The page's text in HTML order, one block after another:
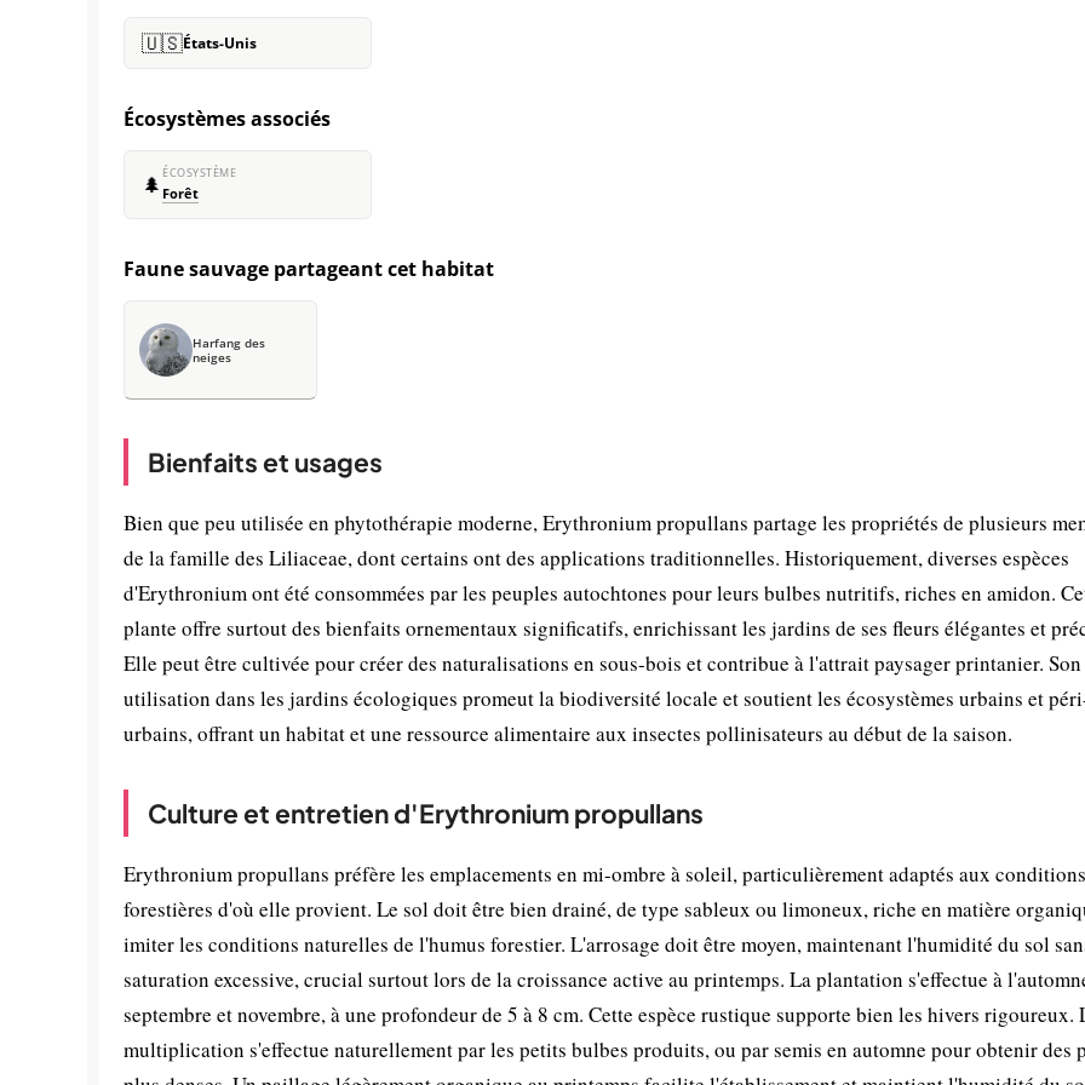
🇺🇸États-Unis
Écosystèmes associés
🌲 ÉCOSYSTÈME
Forêt
Faune sauvage partageant cet habitat
Harfang des
neiges
Bienfaits et usages
Bien que peu utilisée en phytothérapie moderne, Erythronium propullans partage les propriétés de plusieurs
de la famille des Liliaceae, dont certains ont des applications traditionnelles. Historiquement, diverses espèces
d'Erythronium ont été consommées par les peuples autochtones pour leurs bulbes nutritifs, riches en amidon.
plante offre surtout des bienfaits ornementaux significatifs, enrichissant les jardins de ses fleurs élégantes et
Elle peut être cultivée pour créer des naturalisations en sous-bois et contribue à l'attrait paysager printanier. Son
utilisation dans les jardins écologiques promeut la biodiversité locale et soutient les écosystèmes urbains et
urbains, offrant un habitat et une ressource alimentaire aux insectes pollinisateurs au début de la saison.
Culture et entretien d'Erythronium propullans
Erythronium propullans préfère les emplacements en mi-ombre à soleil, particulièrement adaptés aux conditions
forestières d'où elle provient. Le sol doit être bien drainé, de type sableux ou limoneux, riche en matière
imiter les conditions naturelles de l'humus forestier. L'arrosage doit être moyen, maintenant l'humidité du sol
saturation excessive, crucial surtout lors de la croissance active au printemps. La plantation s'effectue à
septembre et novembre, à une profondeur de 5 à 8 cm. Cette espèce rustique supporte bien les hivers rigoureux.
multiplication s'effectue naturellement par les petits bulbes produits, ou par semis en automne pour obtenir des